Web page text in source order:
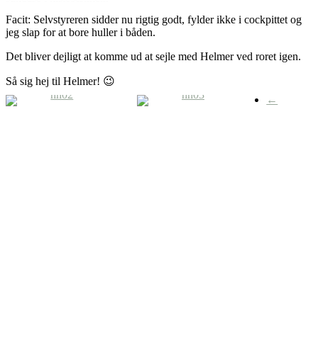
Facit: Selvstyreren sidder nu rigtig godt, fylder ikke i cockpittet og
jeg slap for at bore huller i båden.
Det bliver dejligt at komme ud at sejle med Helmer ved roret igen.
Så sig hej til Helmer! 😉
←